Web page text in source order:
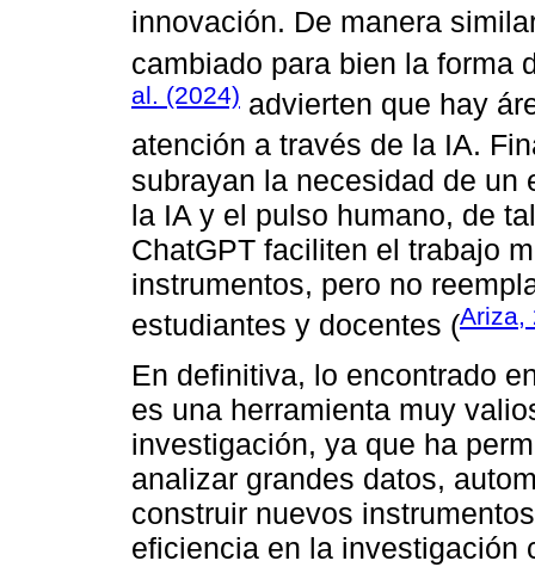
innovación. De manera
cambiado para bien la forma
al. (2024) advierten que hay
atención a través de la IA.
subrayan la necesidad de un
la IA y el pulso humano, de
ChatGPT faciliten el trabajo
instrumentos, pero no
estudiantes y docentes (Ariza,
En definitiva, lo encontrado
es una herramienta muy
investigación, ya que ha
analizar grandes datos,
construir nuevos
eficiencia en la investigación